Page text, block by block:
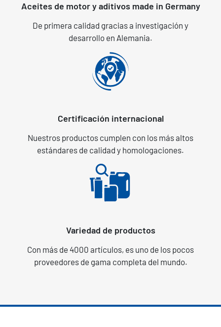
Aceites de motor y aditivos made in Germany
De primera calidad gracias a investigación y
desarrollo en Alemania.
Certificación internacional
Nuestros productos cumplen con los más altos
estándares de calidad y homologaciones.
Variedad de productos
Con más de 4000 artículos, es uno de los pocos
proveedores de gama completa del mundo.